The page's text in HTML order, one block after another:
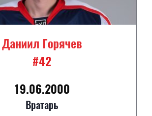
Даниил Горячев
#42
19.06.2000
Вратарь